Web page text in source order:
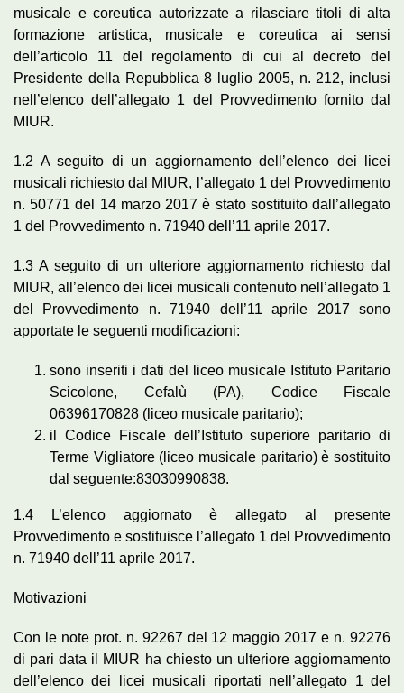
musicale e coreutica autorizzate a rilasciare titoli di alta
formazione artistica, musicale e coreutica ai sensi
dell’articolo 11 del regolamento di cui al decreto del
Presidente della Repubblica 8 luglio 2005, n. 212, inclusi
nell’elenco dell’allegato 1 del Provvedimento fornito dal
MIUR.
1.2 A seguito di un aggiornamento dell’elenco dei licei
musicali richiesto dal MIUR, l’allegato 1 del Provvedimento
n. 50771 del 14 marzo 2017 è stato sostituito dall’allegato
1 del Provvedimento n. 71940 dell’11 aprile 2017.
1.3 A seguito di un ulteriore aggiornamento richiesto dal
MIUR, all’elenco dei licei musicali contenuto nell’allegato 1
del Provvedimento n. 71940 dell’11 aprile 2017 sono
apportate le seguenti modificazioni:
sono inseriti i dati del liceo musicale Istituto Paritario
Scicolone, Cefalù (PA), Codice Fiscale
06396170828 (liceo musicale paritario);
il Codice Fiscale dell’Istituto superiore paritario di
Terme Vigliatore (liceo musicale paritario) è sostituito
dal seguente:83030990838.
1.4 L’elenco aggiornato è allegato al presente
Provvedimento e sostituisce l’allegato 1 del Provvedimento
n. 71940 dell’11 aprile 2017.
Motivazioni
Con le note prot. n. 92267 del 12 maggio 2017 e n. 92276
di pari data il MIUR ha chiesto un ulteriore aggiornamento
dell’elenco dei licei musicali riportati nell’allegato 1 del